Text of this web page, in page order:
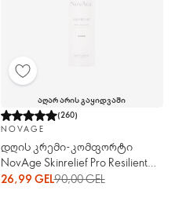
ᲐᲦᲐᲠ ᲐᲠᲘᲡ ᲒᲐᲧᲘᲓᲕᲐᲨᲘ
(260)
NOVAGE
დღის კრემი-კომფორტი
NovAge Skinrelief Pro Resilient
SPF 30 (ნოვეიჯ სქინრელიფ
26,99 GEL90,00 GEL